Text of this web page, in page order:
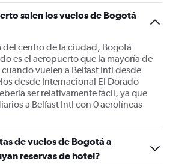
salen los vuelos de Bogotá
del centro de la ciudad, Bogotá
es el aeropuerto que la mayoría de
vuelen a Belfast Intl desde
desde Internacional El Dorado
ser relativamente fácil, ya que
a Belfast Intl con 0 aerolíneas
de vuelos de Bogotá a
reservas de hotel?